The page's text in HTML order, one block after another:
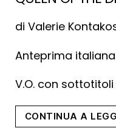
di Valerie
Anteprima italiana
V.O. con
CONTINUA A